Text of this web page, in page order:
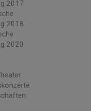
2017
2018
2020